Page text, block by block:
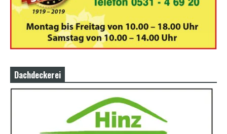
Dachdeckerei